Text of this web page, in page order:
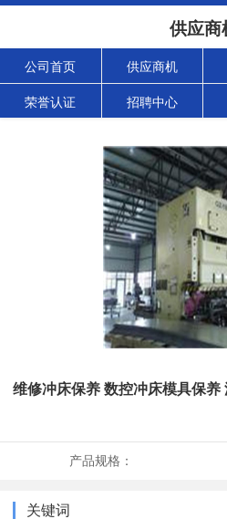
供应商
公司首页 供应商机
荣誉认证 招聘中心
维修冲床保养 数控冲床模具保养
产品规格：
关键词